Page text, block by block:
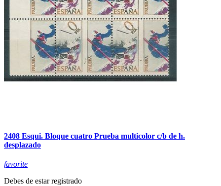
2408 Esqui. Bloque cuatro Prueba multicolor c/b de h.
desplazado
favorite
Debes de estar registrado